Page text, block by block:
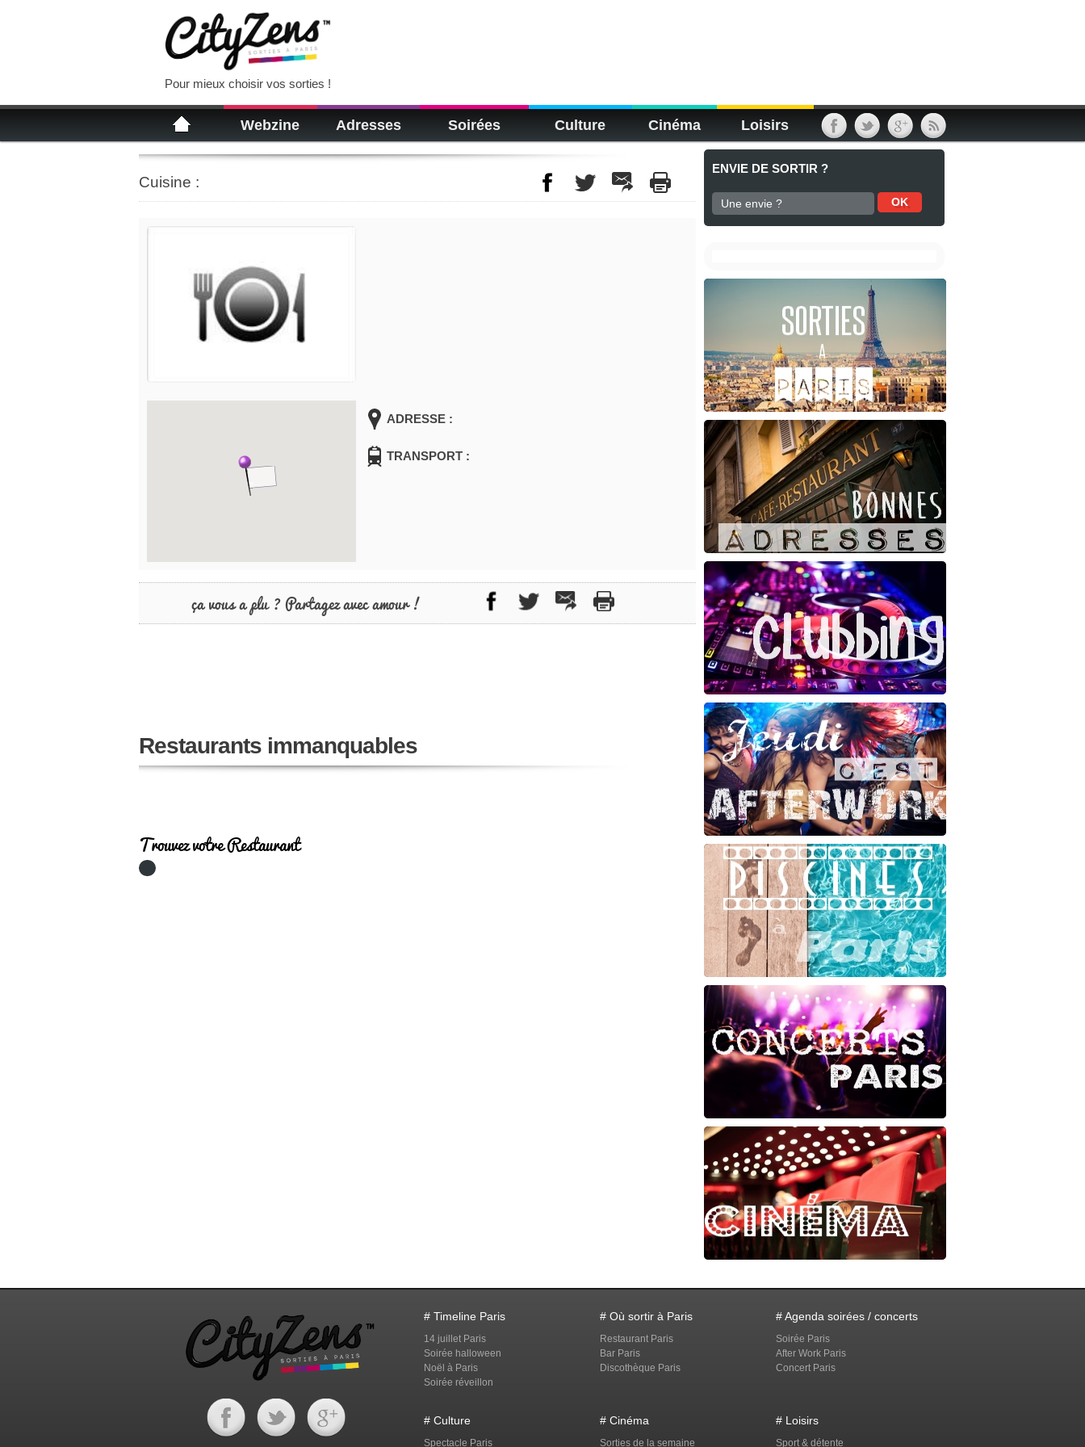
Pour mieux choisir vos sorties !
Webzine Adresses Soirées Culture Cinéma Loisirs
Cuisine :
ADRESSE :
TRANSPORT :
ça vous a plu ? Partagez avec amour !
Restaurants immanquables
Trouvez votre Restaurant
ENVIE DE SORTIR ?
# Timeline Paris
14 juillet Paris
Soirée halloween
Noël à Paris
Soirée réveillon
# Où sortir à Paris
Restaurant Paris
Bar Paris
Discothèque Paris
# Agenda soirées / concerts
Soirée Paris
After Work Paris
Concert Paris
# Culture
Spectacle Paris
# Cinéma
Sorties de la semaine
# Loisirs
Sport & détente